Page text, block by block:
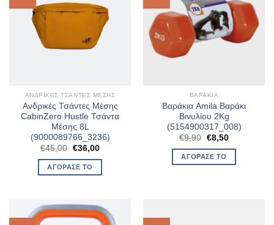
ΑΝΔΡΙΚΈΣ ΤΣΆΝΤΕΣ ΜΈΣΗΣ
Ανδρικές Τσάντες Μέσης
CabinZero Hustle Τσάντα
Μέσης 8L
(9000089766_3236)
€45,00 Original
was:
€45,00.
€36,00Η
ΑΓΌΡΑΣΈ ΤΟ
ΒΑΡΆΚΙΑ
Βαράκια Amila Βαράκι
Βινυλίου 2Kg
(5154900317_008)
€9,90 Original
was:
€9,90.
€8,50Η
ΑΓΌΡΑΣΈ ΤΟ